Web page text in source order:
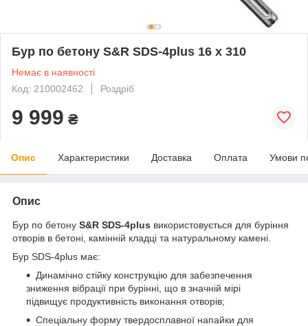
Бур по бетону S&R SDS-4plus 16 х 310
Немає в наявності
Код: 210002462
Роздріб
9 999 ₴
Опис Характеристики Доставка Оплата Умови
Опис
Бур по бетону S&R SDS-4plus використовується для буріння
отворів в бетоні, камінній кладці та натуральному камені.
Бур SDS-4plus має:
Динамічно стійку конструкцію для забезпечення
зниження вібрації при бурінні, що в значній мірі
підвищує продуктивність виконання отворів;
Спеціальну форму твердосплавної напайки для